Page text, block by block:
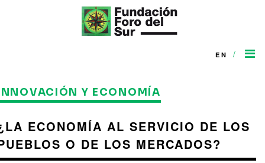
EN /
Y ECONOMÍA
ECONOMÍA AL SERVICIO DE LOS
O DE LOS MERCADOS?